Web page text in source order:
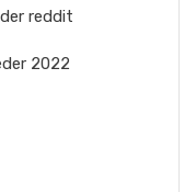
reddit
2022